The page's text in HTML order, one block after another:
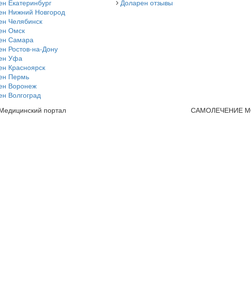
Екатеринбург
Нижний Новгород
Челябинск
Омск
Самара
Ростов-на-Дону
Уфа
Красноярск
Пермь
Воронеж
Волгоград
Доларен отзывы
портал
САМОЛЕЧЕНИЕ